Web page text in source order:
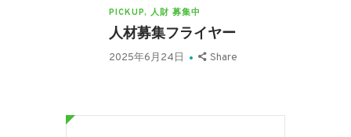
PICKUP,人財 募集中
人材募集フライヤー
2025年6月24日 Share